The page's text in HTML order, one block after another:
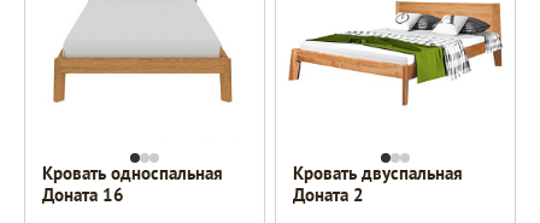
Кровать односпальная
Доната 16
Кровать двуспальная
Доната 2